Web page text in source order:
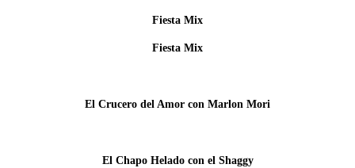
Fiesta Mix
Fiesta Mix
El Crucero del Amor con Marlon Mori
El Chapo Helado con el Shaggy